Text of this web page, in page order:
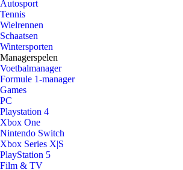
Autosport
Tennis
Wielrennen
Schaatsen
Wintersporten
Managerspelen
Voetbalmanager
Formule 1-manager
Games
PC
Playstation 4
Xbox One
Nintendo Switch
Xbox Series X|S
PlayStation 5
Film & TV